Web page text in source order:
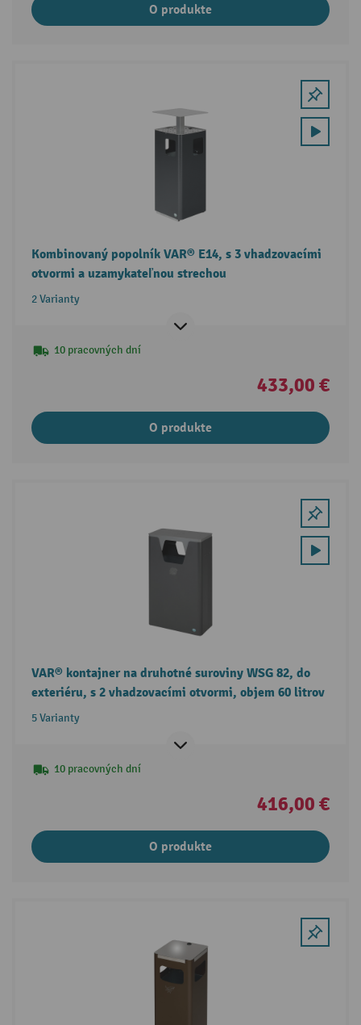
O produkte
Kombinovaný popolník VAR® E14, s 3 vhadzovacími
otvormi a uzamykateľnou strechou
2 Varianty
10 pracovných dní
433,00 €
O produkte
VAR® kontajner na druhotné suroviny WSG 82, do
exteriéru, s 2 vhadzovacími otvormi, objem 60 litrov
5 Varianty
10 pracovných dní
416,00 €
O produkte